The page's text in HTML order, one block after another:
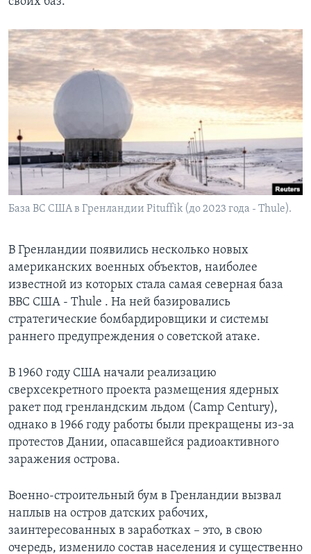
База ВС США в Гренландии Pituffik (до 2023 года - Thule).
В Гренландии появились несколько новых
американских военных объектов, наиболее
известной из которых стала самая северная база
ВВС США - Thule . На ней базировались
стратегические бомбардировщики и системы
раннего предупреждения о советской атаке.
В 1960 году США начали реализацию
сверхсекретного проекта размещения ядерных
ракет под гренландским льдом (Camp Century),
однако в 1966 году работы были прекращены из-за
протестов Дании, опасавшейся радиоактивного
заражения острова.
Военно-строительный бум в Гренландии вызвал
наплыв на остров датских рабочих,
заинтересованных в заработках – это, в свою
очередь, изменило состав населения и существенно